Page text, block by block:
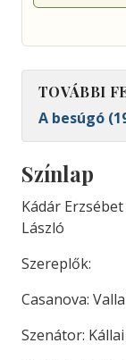
TOVÁBBI
A besúgó
Színlap
Kádár
László
Szereplők:
Casanova:
Szenátor: